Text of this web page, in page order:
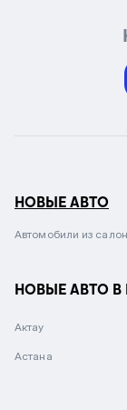
НОВЫЕ АВТО
Автомобили из
НОВЫЕ АВТО
Актау
Астана